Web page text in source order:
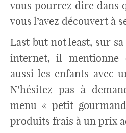
vous pourrez dire dans
vous l’avez découvert à
Last but not least, sur
internet, il mentionne
aussi les enfants avec
N’hésitez pas à
menu « petit
produits frais à un prix